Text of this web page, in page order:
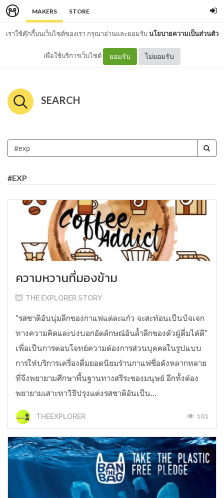
MAKERS STORE
เราใช้คุ๊กกี้บนเว็บไซต์ของเรา กรุณาอ่านและยอมรับนโยบายความเป็นส่วนตัว
เพื่อใช้บริการเว็บไซต์ ยอมรับ ไม่ยอมรับ
SEARCH
#EXP
ความหวานที่มองข้าม
THE EXPLORER STORY
"รสชาติอันนุ่มลึกของกาแฟแต่ละแก้ว จะสะท้อนเป็นปัจเจก
ทางความคิดและบ่งบอกอัตลักษณ์อันล้ำลึกของตัวผู้ดื่มได้ดี"
เพื่อเป็นการตอบโจทย์ความต้องการส่วนบุคคลในรูปแบบ
การให้บริการเครื่องดื่มยอดนิยมร้านกาแฟชื่อดังหลากหลาย
ที่จึงพยายามศึกษาพื้นฐานทางสรีระของมนุษย์ อีกทั้งต้อง
พยายามเสาะหาวิธีปรุงแต่งรสชาติอันเป็น...
THEEXPLORER 101